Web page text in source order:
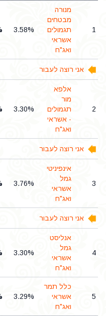
1
מנורה
מבטחים
תגמולים
אשראי
ואג"ח
3.58%
אני רוצה לעבור
2
אלפא
מור
תגמולים
- אשראי
ואג"ח
3.30%
אני רוצה לעבור
3
אינפיניטי
גמל
אשראי
ואג"ח
3.76%
אני רוצה לעבור
4
אנליסט
גמל
אשראי
ואג"ח
3.30%
5
כלל תמר
אשראי
ואג"ח
3.29%